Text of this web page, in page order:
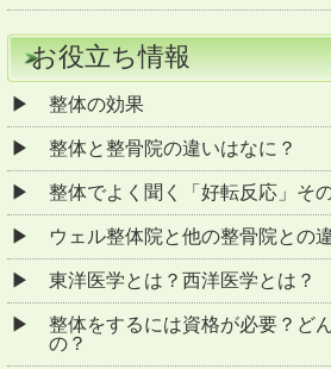
お役立ち情報
整体の効果
整体と整骨院の違いはなに？
整体でよく聞く「好転反応」そ
ウェル整体院と他の整骨院との
東洋医学とは？西洋医学とは？
整体をするには資格が必要？ど
の？